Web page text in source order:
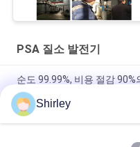
PSA 질소 발전기
순도 99.99%, 비용 절감
소 발생기
현명한 사이즈 가지고 다닐
Shirley